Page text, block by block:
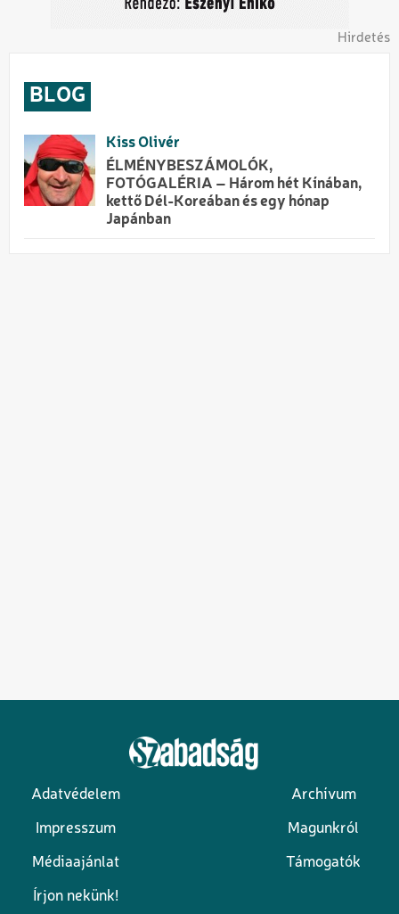
Hirdetés
BLOG
Kiss Olivér
ÉLMÉNYBESZÁMOLÓK,
FOTÓGALÉRIA – Három hét Kínában,
kettő Dél-Koreában és egy hónap
Japánban
Lábléc
Adatvédelem Archívum
Impresszum Magunkról
Médiaajánlat Támogatók
Írjon nekünk!